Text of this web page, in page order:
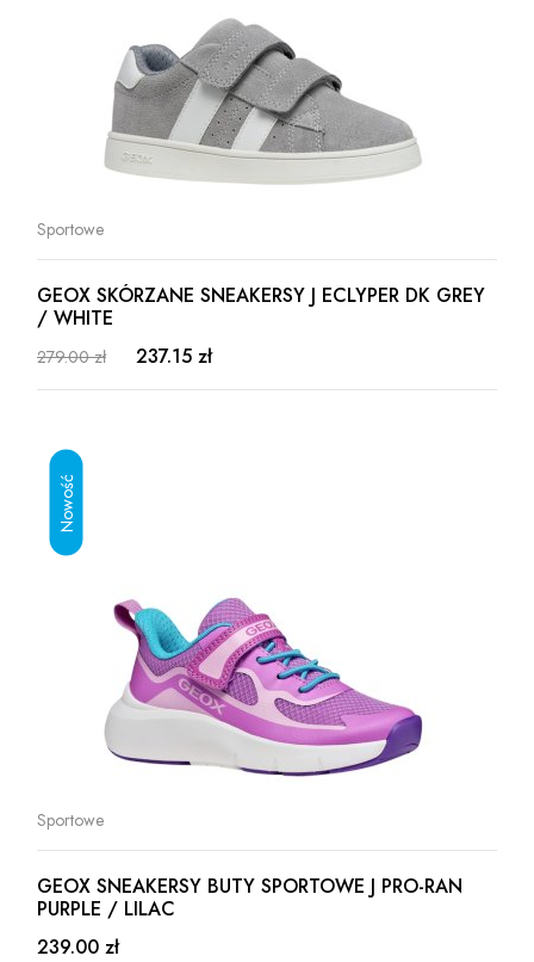
Sportowe
GEOX SKÓRZANE SNEAKERSY J ECLYPER DK GREY
/ WHITE
279.00 zł 237.15 zł
Sportowe
GEOX SNEAKERSY BUTY SPORTOWE J PRO-RAN
PURPLE / LILAC
239.00 zł